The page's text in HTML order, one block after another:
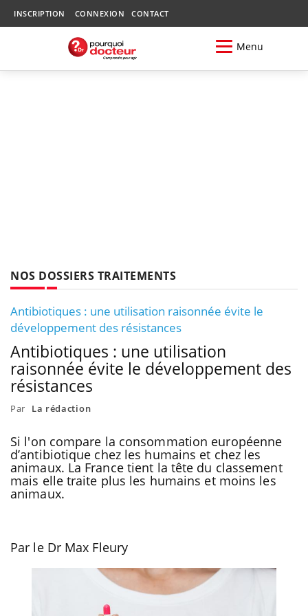
INSCRIPTION CONNEXION CONTACT
Menu
NOS DOSSIERS TRAITEMENTS
Antibiotiques : une utilisation raisonnée évite le
développement des résistances
Antibiotiques : une utilisation
raisonnée évite le développement des
résistances
Par La rédaction
Si l'on compare la consommation européenne
d’antibiotique chez les humains et chez les
animaux. La France tient la tête du classement
mais elle traite plus les humains et moins les
animaux.
Par le Dr Max Fleury